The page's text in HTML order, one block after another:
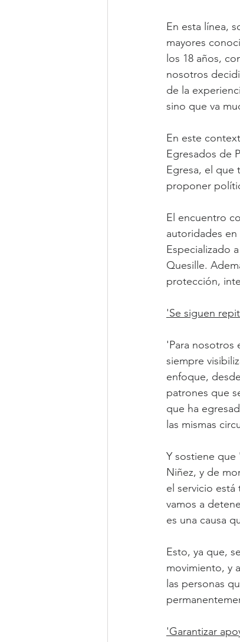
En esta línea,
mayores
los 18 años,
nosotros
de la
sino que va
En este
Egresados de
Egresa, el que
proponer
El encuentro
autoridades
Especializado
Quesille.
protección,
'Se siguen
'Para nosotros
siempre
enfoque,
patrones que
que ha
las mismas
Y sostiene
Niñez, y de
el servicio
vamos a
es una causa
Esto, ya que,
movimiento, y
las personas
'Garantizar